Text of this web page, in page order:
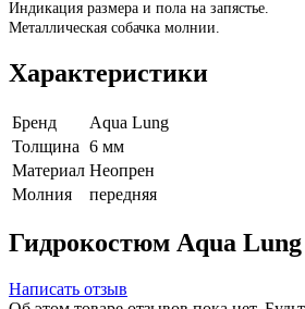
Индикация размера и пола на запястье.
Металлическая собачка молнии.
Характеристики
Бренд
Aqua Lung
Толщина 6 мм
Материал Неопрен
Молния
передняя
Гидрокостюм Aqua
Написать отзыв